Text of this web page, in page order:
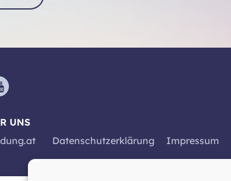
UNS
Datenschutzerklärung Impressum